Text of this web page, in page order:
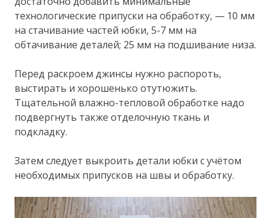
технологические припуски на обработку, — 10 мм
на стачивание частей юбки, 5-7 мм на
обтачивание деталей; 25 мм на подшивание низа.
Перед раскроем джинсы нужно распороть,
выстирать и хорошенько отутюжить.
Тщательной влажно-тепловой обработке надо
подвергнуть также отделочную ткань и
подкладку.
Затем следует выкроить детали юбки с учётом
необходимых припусков на швы и обработку.